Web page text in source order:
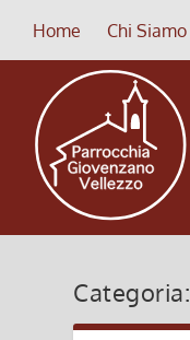
Home Chi Siamo
Categoria: